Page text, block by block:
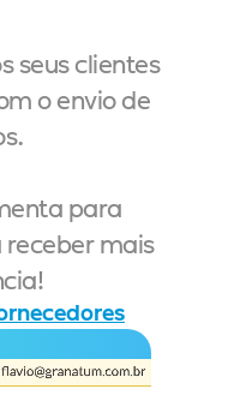
seus clientes
o envio de
para
receber mais